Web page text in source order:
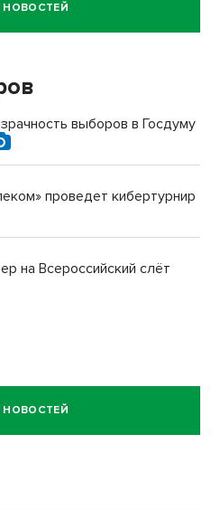
за смерть
выборов в Госдуму
проведет кибертурнир
на Всероссийский слёт